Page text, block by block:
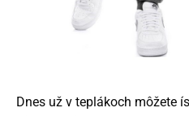
Dnes už v teplákoch môžete